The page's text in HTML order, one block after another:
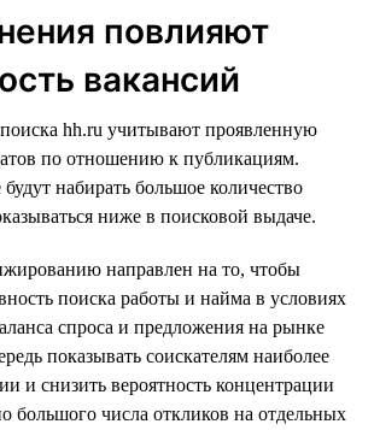
повлияют
вакансий
hh.ru учитывают проявленную
по отношению к публикациям.
набирать большое количество
ниже в поисковой выдаче.
направлен на то, чтобы
поиска работы и найма в условиях
спроса и предложения на рынке
показывать соискателям наиболее
и снизить вероятность концентрации
большого числа откликов на отдельных